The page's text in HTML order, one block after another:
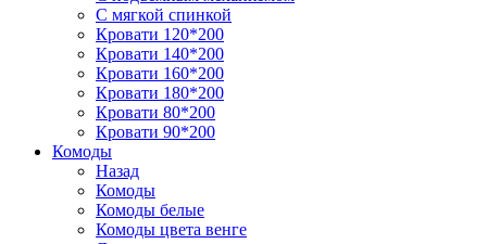
С мягкой спинкой
Кровати 120*200
Кровати 140*200
Кровати 160*200
Кровати 180*200
Кровати 80*200
Кровати 90*200
Комоды
Назад
Комоды
Комоды белые
Комоды цвета венге